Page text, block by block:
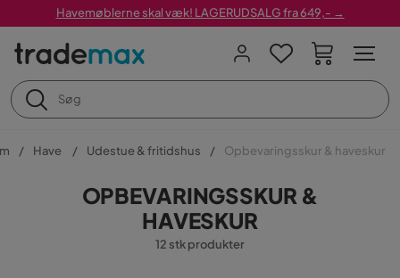
Havemøblerne skal væk! LAGERUDSALG fra 649,- →
Have Udestue & fritidshus Opbevaringsskur & haveskur
OPBEVARINGSSKUR &
HAVESKUR
12 stk produkter